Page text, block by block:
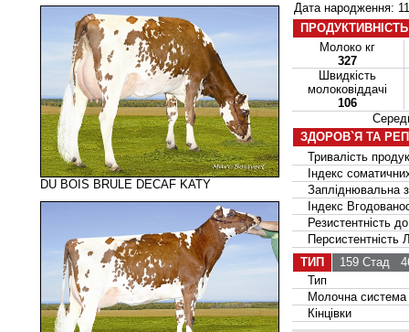
DU BOIS BRULE DECAF KATY
Дата народження:
ПРОДУКТИВНІСТЬ
Молоко кг
327
Швидкість
молоковіддачі
106
ЗДОРОВ`Я ТА
Тривалість
Індекс
Запліднювальна
Індекс
Резистентність
Персистентність
ТИП
159 Стад
Тип
Молочна система
Кінцівки